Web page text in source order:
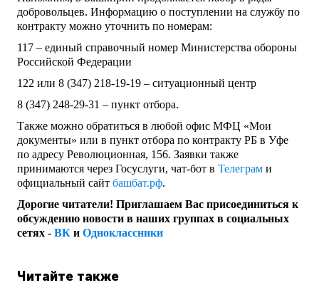
добровольцев. Информацию о поступлении на службу по
контракту можно уточнить по номерам:
117 – единый справочный номер Министерства обороны
Российской Федерации
122 или 8 (347) 218-19-19 – ситуационный центр
8 (347) 248-29-31 – пункт отбора.
Также можно обратиться в любой офис МФЦ «Мои
документы» или в пункт отбора по контракту РБ в Уфе
по адресу Революционная, 156. Заявки также
принимаются через Госуслуги, чат-бот в Телеграм и
официальный сайт башбат.рф.
Дорогие читатели! Приглашаем Вас присоединиться к
обсуждению новости в наших группах в социальных
сетях - ВК и Одноклассники
Читайте также